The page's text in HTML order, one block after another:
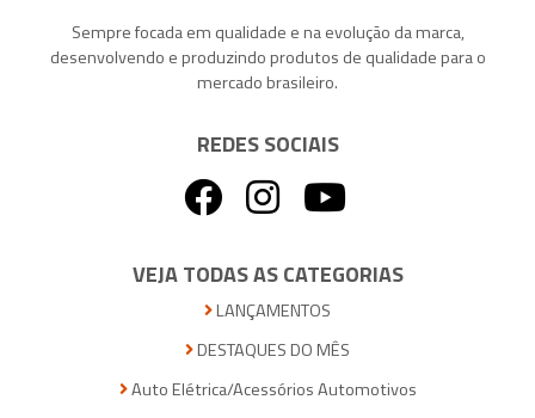
Sempre focada em qualidade e na evolução da marca,
desenvolvendo e produzindo produtos de qualidade para o
mercado brasileiro.
REDES SOCIAIS
VEJA TODAS AS CATEGORIAS
LANÇAMENTOS
DESTAQUES DO MÊS
Auto Elétrica/Acessórios Automotivos